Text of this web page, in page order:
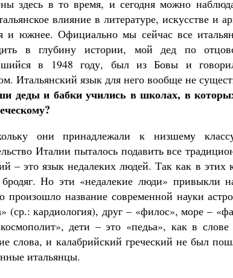
здесь в то время, и сегодня можно
влияние в литературе, искусстве и
и южнее. Официально мы сейчас все
в глубину истории, мой дед по
в 1948 году, был из Бовы и
Итальянский язык для него вообще не
деды и бабки учились в школах, в
они принадлежали к низшему
Италии пыталось подавить все
– это язык недалеких людей. Так как в
Но эти «недалекие люди» привыкли
произошло название современной науки
(ср.: кардиология), друг – «филос», море –
дети – это «педьа», как в слове
слова, и калабрийский греческий не был
итальянцы.
Фредерика де Грааф